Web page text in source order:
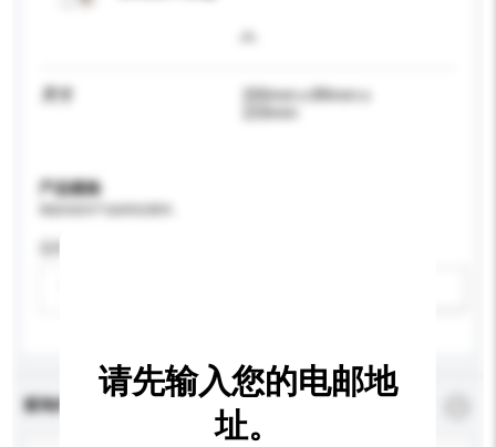
200mm x 89mm x
产品规格
查询内容
请先输入您的电邮地
址。